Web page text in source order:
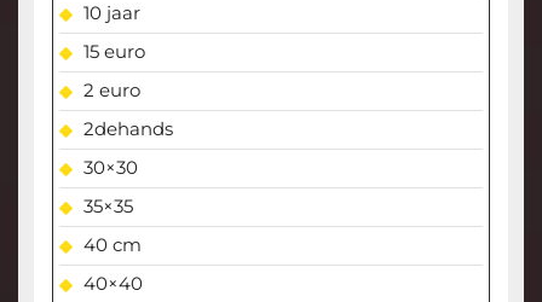
10 jaar
15 euro
2 euro
2dehands
30×30
35×35
40 cm
40×40